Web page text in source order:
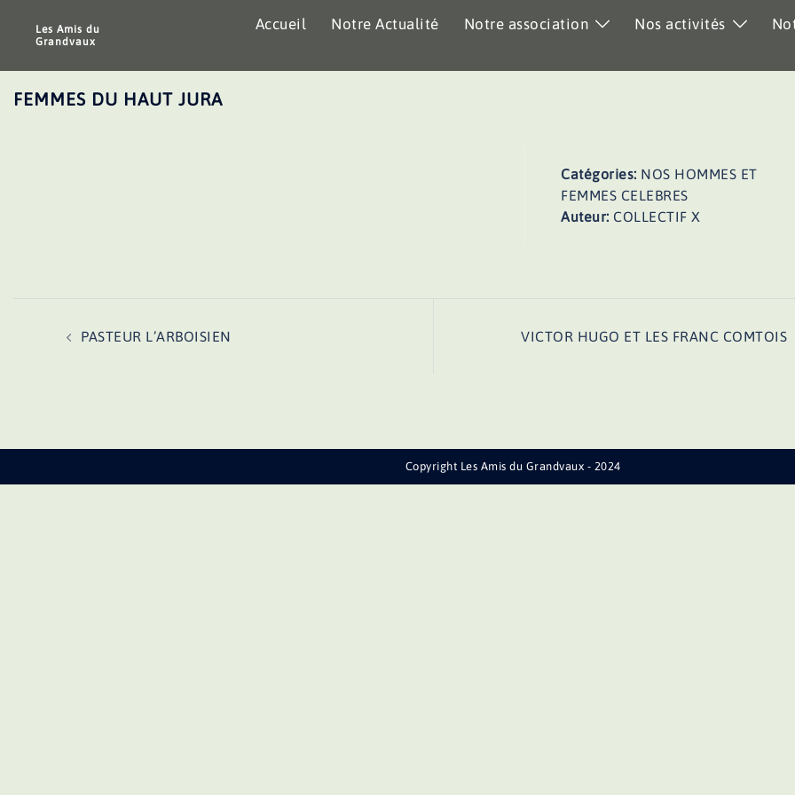
Les Amis du
Grandvaux
Accueil Notre Actualité Notre association Nos activités
FEMMES DU HAUT JURA
Catégories: NOS HOMMES ET
FEMMES CELEBRES
Auteur: COLLECTIF X
PASTEUR L’ARBOISIEN VICTOR HUGO ET LES FRANC COMTOIS
Copyright Les Amis du Grandvaux - 2024